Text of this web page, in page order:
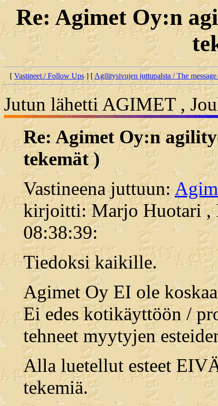
Re: Agimet Oy:n
[ Vastineet / Follow Ups] [Agilitysivujen juttupalsta / The
Jutun lähetti AGIMET ,
Re: Agimet Oy:n
tekemät )
Vastineena juttuun:
kirjoitti: Marjo Huotari ,
08:38:39:
Tiedoksi kaikille.
Agimet Oy EI ole
Ei edes kotikäyttöön /
tehneet myytyjen
Alla luetellut esteet
tekemiä.